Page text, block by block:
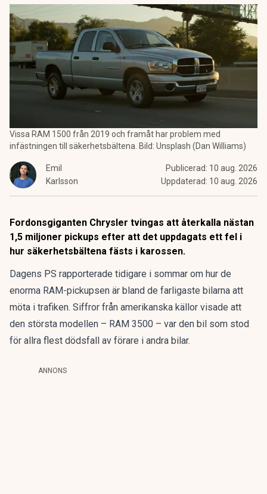
Vissa RAM 1500 från 2019 och framåt har problem med
infästningen till säkerhetsbältena. Bild: Unsplash (Dan Williams)
Emil
Karlsson
Publicerad: 10 aug. 2026
Uppdaterad: 10 aug. 2026
Fordonsgiganten Chrysler tvingas att återkalla nästan
1,5 miljoner pickups efter att det uppdagats ett fel i
hur säkerhetsbältena fästs i karossen.
Dagens PS rapporterade tidigare i sommar om hur de
enorma RAM-pickupsen är bland de farligaste bilarna att
möta i trafiken. Siffror från amerikanska källor visade att
den största modellen – RAM 3500 – var den bil som stod
för allra flest dödsfall av förare i andra bilar.
ANNONS